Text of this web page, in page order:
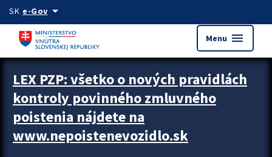
Preskocit na hlavný obsah
SK e-Govarrow_drop_down
Menu menu
Zastavit automatický posun upútavok
LEX PZP: všetko o nových pravidlách
kontroly povinného zmluvného
poistenia nájdete na
www.nepoistenevozidlo.sk